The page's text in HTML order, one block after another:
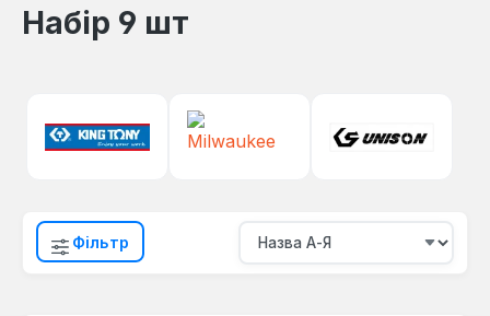
Набір 9 шт
Фільтр